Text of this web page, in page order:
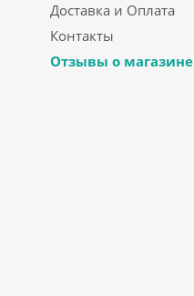
Доставка и Оплата
Контакты
Отзывы о магазине